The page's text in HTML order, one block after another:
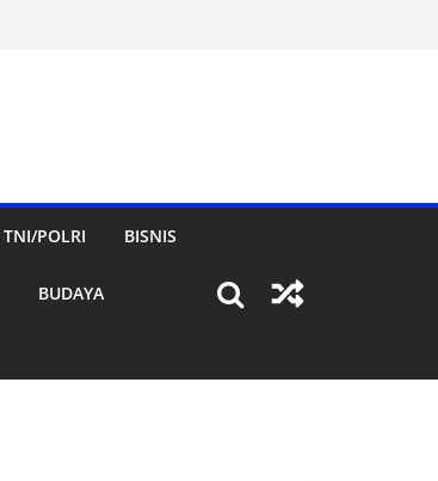
TNI/POLRI BISNIS
BUDAYA